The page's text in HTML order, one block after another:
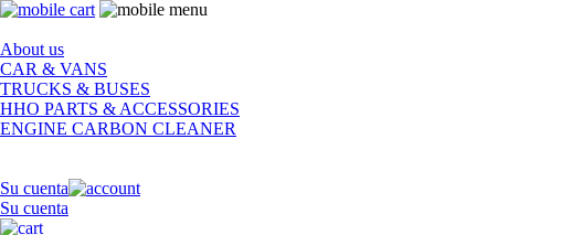
About us
CAR & VANS
TRUCKS & BUSES
HHO PARTS & ACCESSORIES
ENGINE CARBON CLEANER
Su cuenta
Su cuenta